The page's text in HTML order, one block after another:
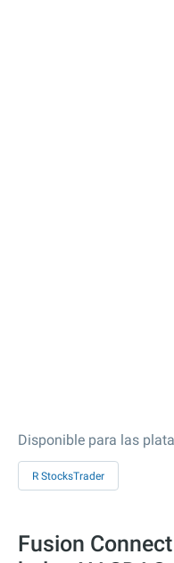
Disponible para las
R StocksTrader
Fusion